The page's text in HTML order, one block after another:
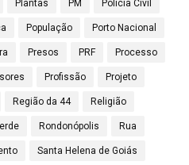
Plantas PM Polícia Civil
População Porto Nacional
Presos PRF Processo
Profissão Projeto
Região da 44 Religião
Rondonópolis Rua
Santa Helena de Goiás